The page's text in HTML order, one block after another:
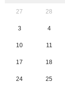
27 28
3 4
10 11
17 18
24 25